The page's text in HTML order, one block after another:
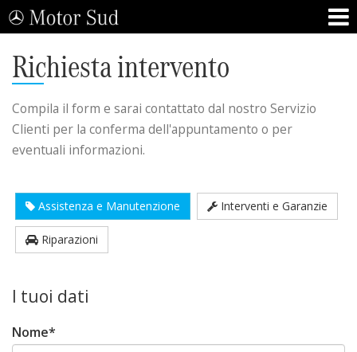
Richiesta intervento
Compila il form e sarai contattato dal nostro Servizio
Clienti per la conferma dell'appuntamento o per
eventuali informazioni.
Assistenza e Manutenzione Interventi e Garanzie
Riparazioni
I tuoi dati
Nome*